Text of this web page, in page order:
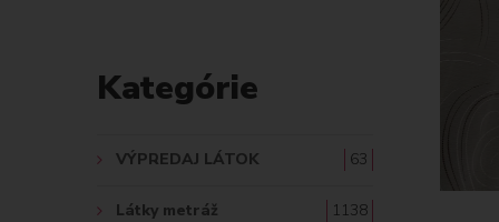
D
Ť
:
Kategórie
VÝPREDAJ LÁTOK 63
Látky metráž 1138